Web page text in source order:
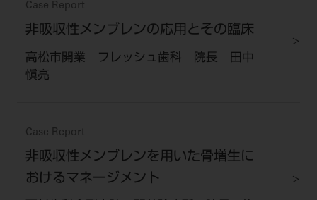
Case Report
非吸収性メンブレンの応用とその臨床
高松市開業 フレッシュ歯科 院長 田中
愼亮
Case Report
非吸収性メンブレンを用いた骨増生に
おけるマネージメント